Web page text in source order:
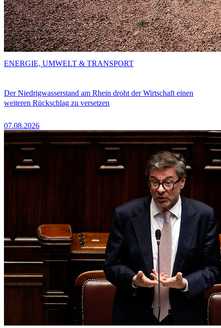
Der Niedrigwasserstand am Rhein droht der Wirtschaft einen
weiteren Rückschlag zu versetzen
07.08.2026
ENERGIE, UMWELT & TRANSPORT